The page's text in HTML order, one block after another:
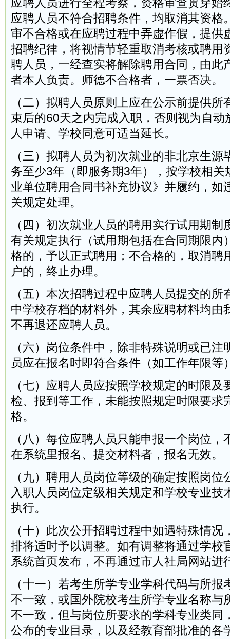
应聘人员进行全程考察，资格审查贯穿始
应聘人员不符合招聘条件，均取消其资格
审不合格或在应聘过程中弄虚作假，提供
招聘纪律，将视情节轻重取消考核或聘用
聘人员，一经查实将解除聘用合同，由此
者本人负责。师德不合格者，一票否决。
（二）拟聘人员原则上应在公示前提供
束后的60天之内完成入职，否则视为自动
人申请、学校同意可适当延长。
（三）拟聘人员为初次就业的非北京生
务至少3年（即服务期3年），按学校相关
业单位聘用合同书补充协议》并履约，如
关规定处理。
（四）初次就业人员的聘用实行试用期
有关规定执行（试用期包括在合同期限内
格的，予以正式聘用；不合格的，取消聘
户的，终止办理。
（五）本次招聘过程中应聘人员提交的
中学校存档的材料外，其余应聘材料均由
不再退还应聘人员。
（六）岗位条件中，除非特殊说明或已
员应在报名时即符合条件（如工作年限等
（七）应聘人员应按照学校规定的时限及
检、报到等工作，未能按照规定时限要求
格。
（八）每位应聘人员只能申报一个岗位
在系统里报名、提交材料者，报名无效。
（九）聘用人员岗位等级的确定按照岗
入职人员岗位定级相关规定和学校专业技
执行。
（十）此次公开招聘过程中如遇特殊情
排将适时予以调整。如有调整将通过学校
系统首页发布，不再通过市人社局网站进
（十一）若考生所学专业学科代码与所
不一致，或国外院校考生所学专业名称与
不一致，但与岗位所要求的学科专业类同
公布的专业目录，以及经教育部批准的各